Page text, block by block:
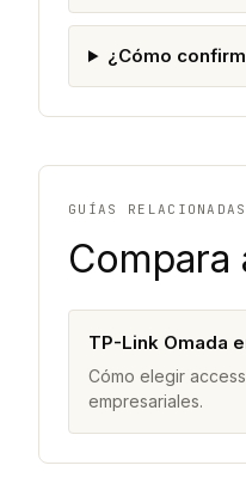
¿Cómo
GUÍAS RELACIONADAS
TP-Link Omada
Cómo elegir
empresariales.